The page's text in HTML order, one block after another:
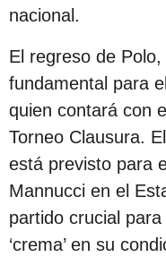
u
l
i
c
a
c
i
ó
nacional.
El regreso de
fundamental para
quien contará con
Torneo Clausura.
está previsto para
Mannucci en el
partido crucial
‘crema’ en su